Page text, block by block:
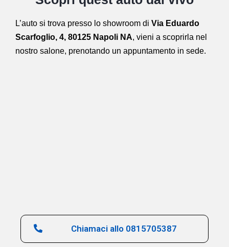
L’auto si trova presso lo showroom di Via Eduardo
Scarfoglio, 4, 80125 Napoli NA, vieni a scoprirla nel
nostro salone, prenotando un appuntamento in sede.
Chiamaci allo 0815705387